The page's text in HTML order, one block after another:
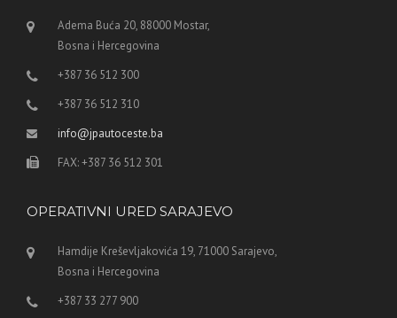
Adema Buća 20, 88000 Mostar,
Bosna i Hercegovina
+387 36 512 300
+387 36 512 310
info@jpautoceste.ba
FAX: +387 36 512 301
OPERATIVNI URED SARAJEVO
Hamdije Kreševljakovića 19, 71000 Sarajevo,
Bosna i Hercegovina
+387 33 277 900